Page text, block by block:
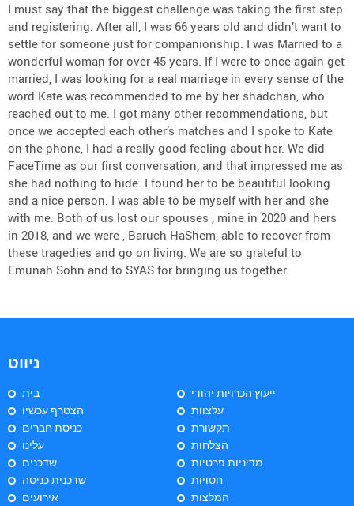
I must say that the biggest challenge was taking the first step
and registering. After all, I was 66 years old and didn’t want to
settle for someone just for companionship. I was Married to a
wonderful woman for over 45 years. If I were to once again get
married, I was looking for a real marriage in every sense of the
word Kate was recommended to me by her shadchan, who
reached out to me. I got many other recommendations, but
once we accepted each other’s matches and I spoke to Kate
on the phone, I had a really good feeling about her. We did
FaceTime as our first conversation, and that impressed me as
she had nothing to hide. I found her to be beautiful looking
and a nice person. I was able to be myself with her and she
with me. Both of us lost our spouses , mine in 2020 and hers
in 2018, and we were , Baruch HaShem, able to recover from
these tragedies and go on living. We are so grateful to
Emunah Sohn and to SYAS for bringing us together.
ניווט
בַּיִת
הצטרף עכשיו
כניסת חברים
עלינו
שדכנים
שדכנית כניסה
אירועים
ייעוץ הכרויות יהודי
עלצוות
תקשורת
הצלחות
מדיניות פרטיות
חסויות
המלצות